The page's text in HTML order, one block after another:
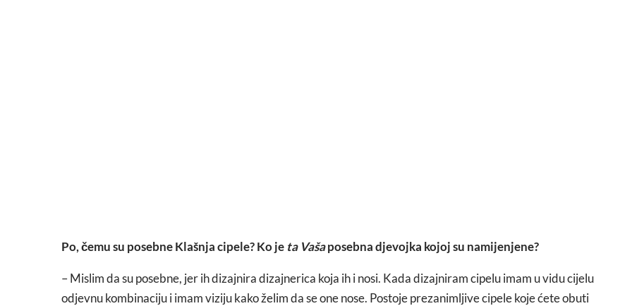
Po, čemu su posebne Klašnja cipele? Ko je ta Vašaposebna djevojka kojoj su namijenjene?
– Mislim da su posebne, jer ih dizajnira dizajnerica koja ih i nosi. Kada dizajniram cipelu imam u vidu cijelu
odjevnu kombinaciju i imam viziju kako želim da se one nose. Postoje prezanimljive cipele koje ćete obuti